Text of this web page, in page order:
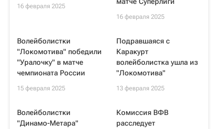
16 февраля 2025
16 февраля 2025
Волейболистки
"Локомотива" победили
"Уралочку" в матче
чемпионата России
15 февраля 2025
Подравшаяся с
Каракурт
волейболистка ушла из
"Локомотива"
13 февраля 2025
Волейболистки
"Динамо-Метара"
Комиссия ВФВ
расследует